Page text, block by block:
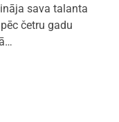
sava talanta
četru gadu